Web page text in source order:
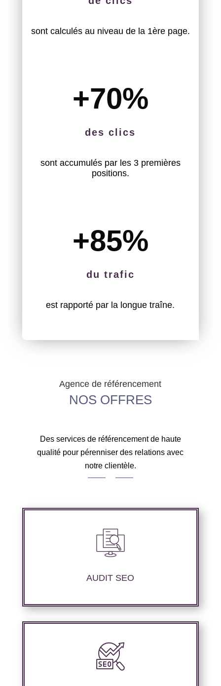
sont calculés au niveau de la 1ère page.
+70%
des clics
sont accumulés par les 3 premières
positions.
+85%
du trafic
est rapporté par la longue traîne.
Agence de référencement
NOS OFFRES
Des services de référencement de haute
qualité pour pérenniser des relations avec
notre clientèle.
AUDIT SEO
Audit complet de votre site web à travers les
mots clés souhaités, les principaux
Optimisation technique du site internet,
ajustement des contenus sémantique pour